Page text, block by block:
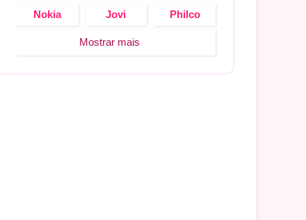
Nokia Jovi Philco
Mostrar mais